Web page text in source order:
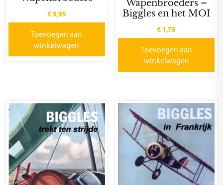
€9,95
Toevoegen aan
winkelwagen
Wapenbroeders –
Biggles en het MOI
€ 1,75
Toevoegen aan
winkelwagen